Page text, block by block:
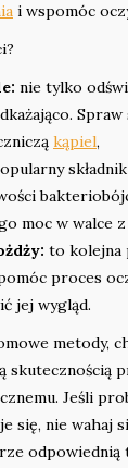
i wspomóc
nie tylko
kąpiel,
moc w walce
to kolejna
proces
jej wygląd.
metody,
skutecznością
Jeśli
się, nie wahaj
odpowiednią